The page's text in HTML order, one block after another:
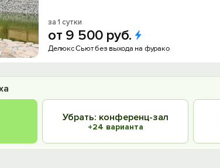
за 1 сутки
от 9 500 руб.
Делюкс Сьют без выхода на фурако
Убрать: конференц-зал
+24 варианта